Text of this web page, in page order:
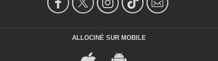
ALLOCINÉ SUR MOBILE